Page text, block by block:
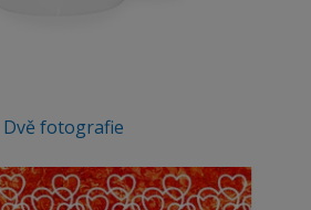
Dvě fotografie